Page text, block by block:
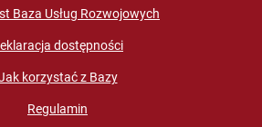
Baza Usług Rozwojowych
dostępności
korzystać z Bazy
Regulamin